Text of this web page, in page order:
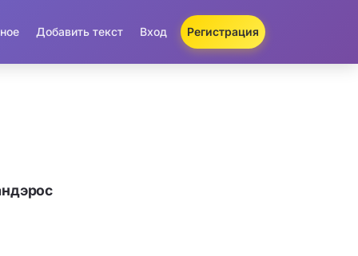
Добавить текст Вход Регистрация